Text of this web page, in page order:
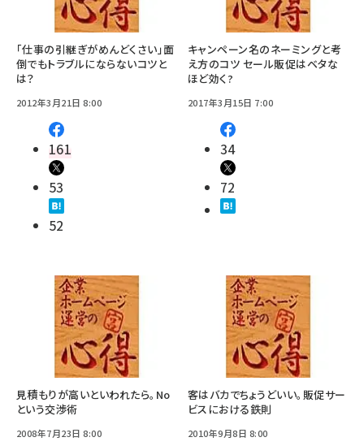
「仕事の引継ぎがめんどくさい」面
倒でもトラブルにならないコツと
は？
2012年3月21日 8:00
161
53
52
キャンペーン名のネーミングと考
え方のコツ セール販促はベタな
ほど効く?
2017年3月15日 7:00
34
72
見積もりが高いといわれたら。No
という交渉術
2008年7月23日 8:00
客はバカでちょうどいい。販促サー
ビスにおける鉄則
2010年9月8日 8:00